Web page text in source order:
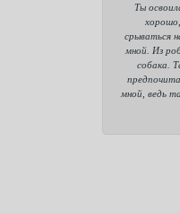
Ты
срываться
мной. Из
собака.
мной, ведь